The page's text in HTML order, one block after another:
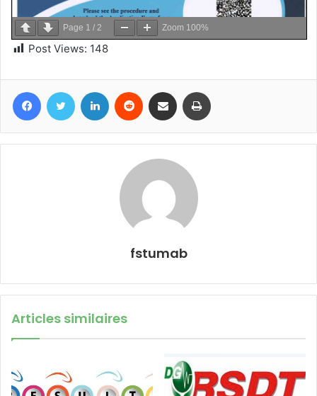
Page 1 / 2 Zoom 100%
Post Views: 148
FacebookTwitter Linkedin Reddit Partager par email
fstumab
Articles similaires